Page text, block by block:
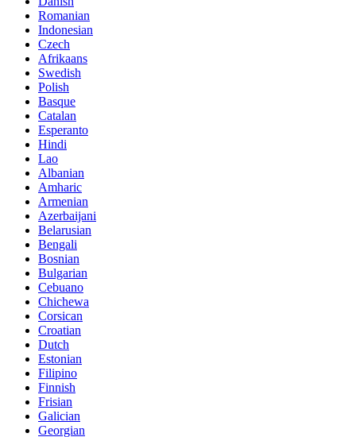
Romanian
Indonesian
Czech
Afrikaans
Swedish
Polish
Basque
Catalan
Esperanto
Hindi
Lao
Albanian
Amharic
Armenian
Azerbaijani
Belarusian
Bengali
Bosnian
Bulgarian
Cebuano
Chichewa
Corsican
Croatian
Dutch
Estonian
Filipino
Finnish
Frisian
Galician
Georgian